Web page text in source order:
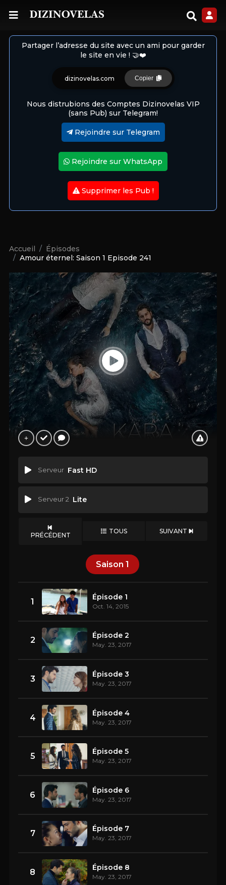
Partager l’adresse du site avec un ami pour garder
le site en vie ! 🤝❤️
dizinovelas.com Copier
Nous distrubions des Comptes Dizinovelas VIP
(sans Pub) sur Telegram!
Rejoindre sur Telegram
Rejoindre sur WhatsApp
Supprimer les Pub !
Accueil
Épisodes
Amour éternel: Saison 1 Episode 241
Serveur Fast HD
Serveur 2 Lite
PRÉCÉDENT TOUS SUIVANT
Saison 1
1 Épisode 1
Oct. 14, 2015
2 Épisode 2
May. 23, 2017
3 Épisode 3
May. 23, 2017
4 Épisode 4
May. 23, 2017
5 Épisode 5
May. 23, 2017
6 Épisode 6
May. 23, 2017
7 Épisode 7
May. 23, 2017
8 Épisode 8
May. 23, 2017